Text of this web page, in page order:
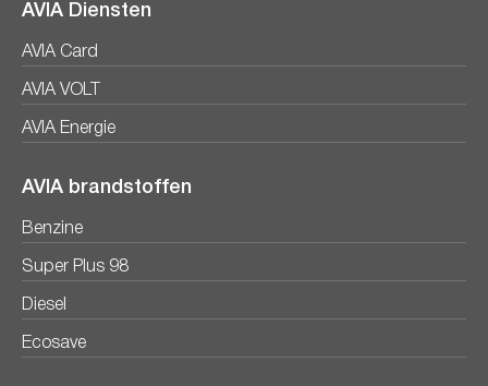
AVIA Diensten
AVIA Card
AVIA VOLT
AVIA Energie
AVIA brandstoffen
Benzine
Super Plus 98
Diesel
Ecosave